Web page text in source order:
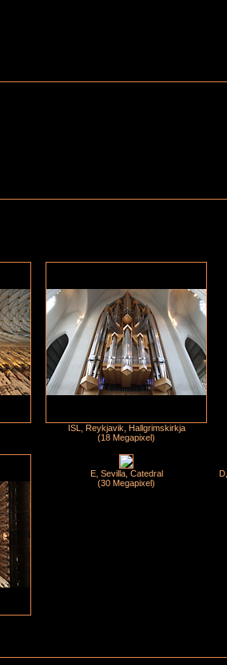
ISL, Reykjavik, Hallgrimskirkja
(18 Megapixel)
E, Sevilla, Catedral
(30 Megapixel)